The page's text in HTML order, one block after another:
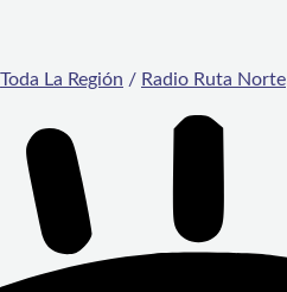
Toda La Región / Radio Ruta Norte